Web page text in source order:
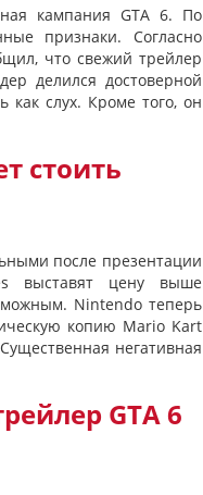
кампания GTA 6. По
признаки. Согласно
что свежий трейлер
делился достоверной
слух. Кроме того, он
стоить
после презентации
выставят цену выше
Nintendo теперь
копию Mario Kart
негативная
GTA 6